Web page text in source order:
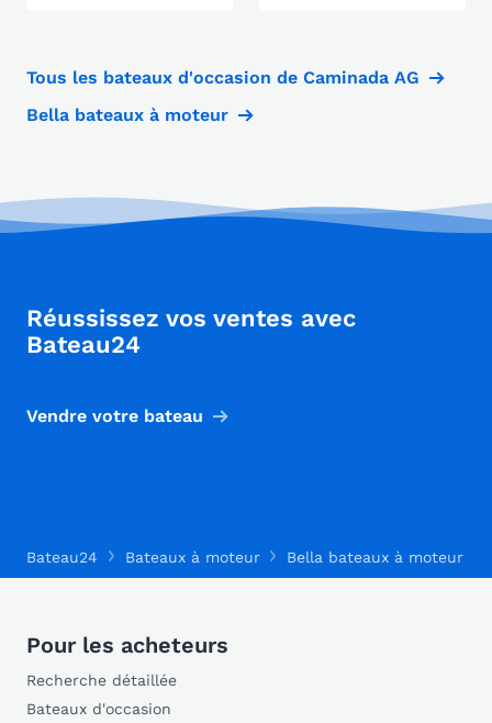
Tous les bateaux d'occasion de Caminada AG
Bella bateaux à moteur
Réussissez vos ventes avec
Bateau24
Vendre votre bateau
Bateau24 Bateaux à moteur Bella bateaux à moteur
Pour les acheteurs
Recherche détaillée
Bateaux d'occasion